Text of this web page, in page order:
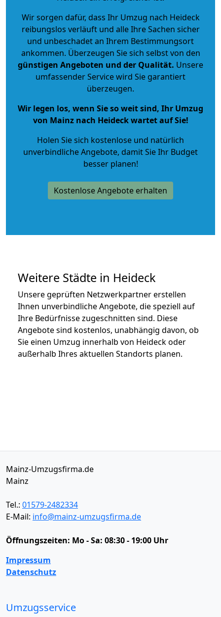
Wir sorgen dafür, dass Ihr Umzug nach Heideck
reibungslos verläuft und alle Ihre Sachen sicher
und unbeschadet an Ihrem Bestimmungsort
ankommen. Überzeugen Sie sich selbst von den
günstigen Angeboten und der Qualität. Unsere
umfassender Service wird Sie garantiert
überzeugen.
Wir legen los, wenn Sie so weit sind, Ihr Umzug
von Mainz nach Heideck wartet auf Sie!
Holen Sie sich kostenlose und natürlich
unverbindliche Angebote, damit Sie Ihr Budget
besser planen!
Kostenlose Angebote erhalten
Weitere Städte in Heideck
Unsere geprüften Netzwerkpartner erstellen
Ihnen unverbindliche Angebote, die speziell auf
Ihre Bedürfnisse zugeschnitten sind. Diese
Angebote sind kostenlos, unabhängig davon, ob
Sie einen Umzug innerhalb von Heideck oder
außerhalb Ihres aktuellen Standorts planen.
Mainz-Umzugsfirma.de
Mainz
Tel.: 01579-2482334
E-Mail: info@mainz-umzugsfirma.de
Öffnungszeiten: Mo - Sa: 08:30 - 19:00 Uhr
Impressum
Datenschutz
Umzugsservice